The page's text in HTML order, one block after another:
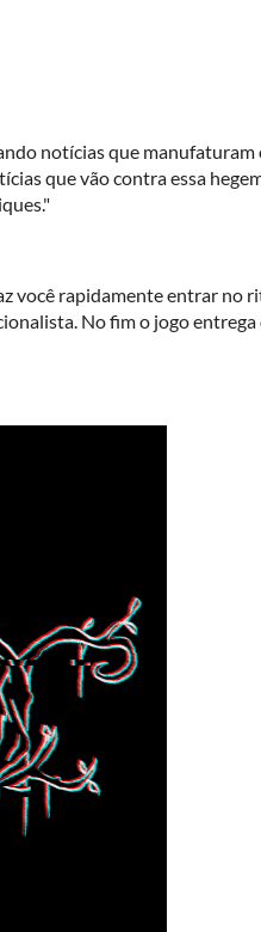
notícias que
que vão contra essa
você rapidamente entrar no
No fim o jogo